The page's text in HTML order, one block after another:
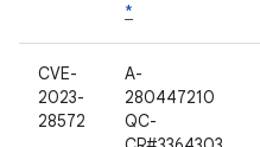
*
CVE-
2023-
28572
A-
280447210
QC-